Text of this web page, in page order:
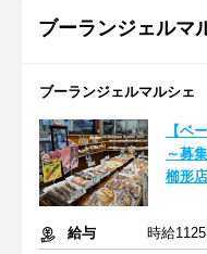
ブーランジェルマ
ブーランジェルマルシェ
【ベ
～募
櫛形店
給与
時給1125